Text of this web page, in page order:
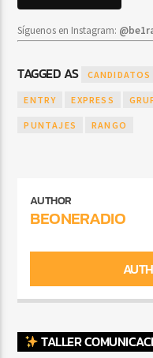
Síguenos en Instagram:
TAGGED AS CANDIDATOS
ENTRY EXPRESS
PUNTAJES RANGO
AUTHOR
BEONERADIO
TALLER